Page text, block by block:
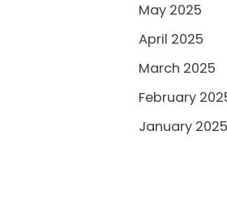
May 2025
April 2025
March 2025
February
January 2025